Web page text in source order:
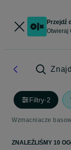
Przejdź
Otwieraj
Filtry·2
Wzmacniacze
ZNALEŹLIŚMY 10